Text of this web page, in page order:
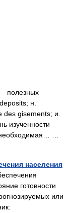
н.
gisements; и.
изученности
необходимая… …
населения
готовности
или